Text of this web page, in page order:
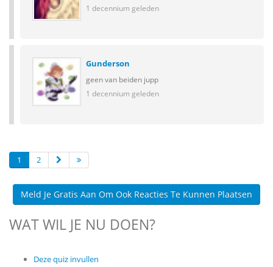
1 decennium geleden
Gunderson
geen van beiden jupp
1 decennium geleden
1 2
Meld Je Gratis Aan Om Ook Reacties Te Kunnen Plaatsen
WAT WIL JE NU DOEN?
Deze quiz invullen